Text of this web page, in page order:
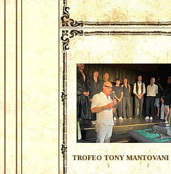
TROFEO TONY MANTOVANI